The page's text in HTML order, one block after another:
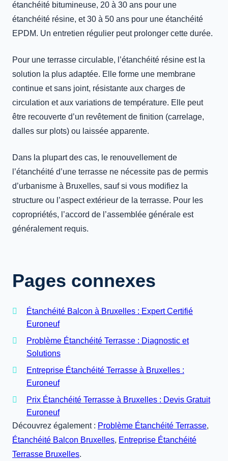
étanchéité bitumineuse, 20 à 30 ans pour une
étanchéité résine, et 30 à 50 ans pour une étanchéité
EPDM. Un entretien régulier peut prolonger cette durée.
Pour une terrasse circulable, l’étanchéité résine est la
solution la plus adaptée. Elle forme une membrane
continue et sans joint, résistante aux charges de
circulation et aux variations de température. Elle peut
être recouverte d’un revêtement de finition (carrelage,
dalles sur plots) ou laissée apparente.
Dans la plupart des cas, le renouvellement de
l’étanchéité d’une terrasse ne nécessite pas de permis
d’urbanisme à Bruxelles, sauf si vous modifiez la
structure ou l’aspect extérieur de la terrasse. Pour les
copropriétés, l’accord de l’assemblée générale est
généralement requis.
Pages connexes
Étanchéité Balcon à Bruxelles : Expert Certifié
Euroneuf
Problème Étanchéité Terrasse : Diagnostic et
Solutions
Entreprise Étanchéité Terrasse à Bruxelles :
Euroneuf
Prix Étanchéité Terrasse à Bruxelles : Devis Gratuit
Euroneuf
Découvrez également : Problème Étanchéité Terrasse,
Étanchéité Balcon Bruxelles, Entreprise Étanchéité
Terrasse Bruxelles.